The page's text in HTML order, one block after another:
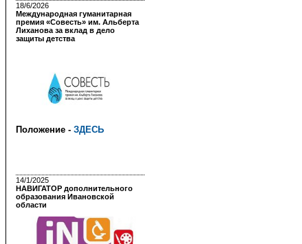
18/6/2026
Международная гуманитарная
премия «Совесть» им. Альберта
Лиханова за вклад в дело
защиты детства
Положение - ЗДЕСЬ
14/1/2025
НАВИГАТОР дополнительного
образования Ивановской
области